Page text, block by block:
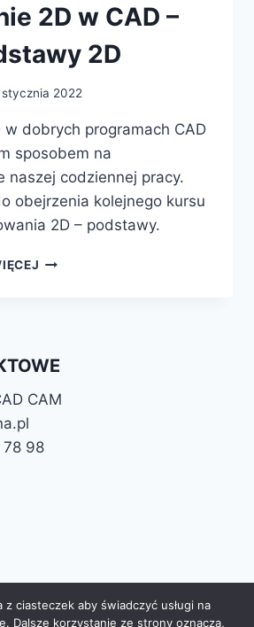
2D w CAD –
2D
stycznia 2022
w dobrych programach CAD
sposobem na
naszej codziennej pracy.
obejrzenia kolejnego kursu
2D – podstawy.
RYSOWANIE
PODSTAWY
2D
CAM
98
autor:Kadence WP
z ciasteczek aby świadczyć usługi na
Dalsze korzystanie ze strony oznacza,